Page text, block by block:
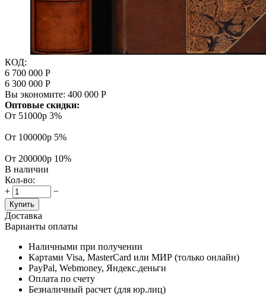
КОД:
6 700 000 Р
6 300 000 Р
Вы экономите: 400 000 Р
Оптовые скидки:
От 51000р 3%
От 100000р 5%
От 200000р 10%
В наличии
Кол-во:
+
−
Купить
Доставка
Варианты оплаты
Наличными при получении
Картами Visa, MasterCard или МИР (только онлайн)
PayPal, Webmoney, Яндекс.деньги
Оплата по счету
Безналичный расчет (для юр.лиц)